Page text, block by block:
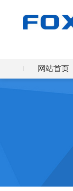
网站首页